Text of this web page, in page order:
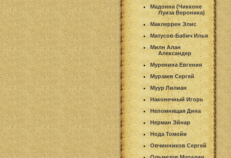
Мадонна (Чикконе
Луиза Вероника)
Маклеррен Элис
Матусов-Бабич Илья
Милн Алан
Александер
Муренина Евгения
Мурзаев Сергей
Муур Лилиан
Наконечный Игорь
Непомнящая Дина
Нерман Эйнар
Нода Томойи
Овчинников Сергей